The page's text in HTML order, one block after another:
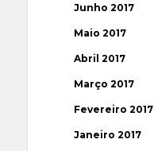
Junho 2017
Maio 2017
Abril 2017
Março 2017
Fevereiro 2017
Janeiro 2017